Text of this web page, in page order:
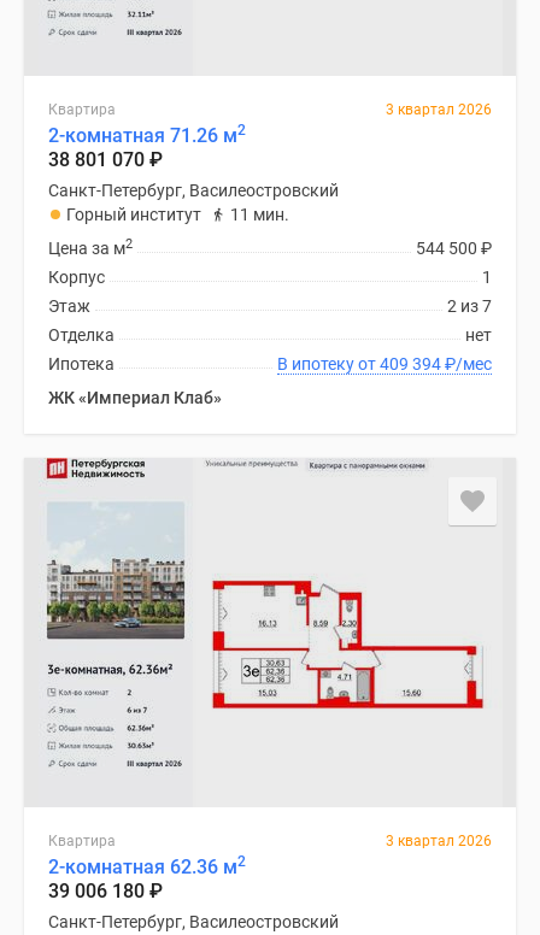
Квартира 3 квартал 2026
2-комнатная 71.26 м2
38 801 070 ₽
Санкт-Петербург, Василеостровский
Горный институт
11 мин.
544 500 ₽
Цена за м2
1
Корпус
2 из 7
Этаж
нет
Отделка
В ипотеку от 409 394₽/мес
Ипотека
ЖК «Империал Клаб»
Квартира 3 квартал 2026
2-комнатная 62.36 м2
39 006 180 ₽
Санкт-Петербург, Василеостровский